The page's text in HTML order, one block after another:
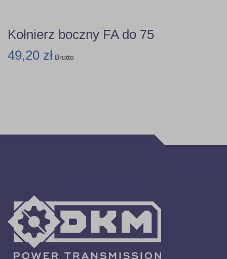
Kołnierz boczny FA do 75
49,20 zł Brutto